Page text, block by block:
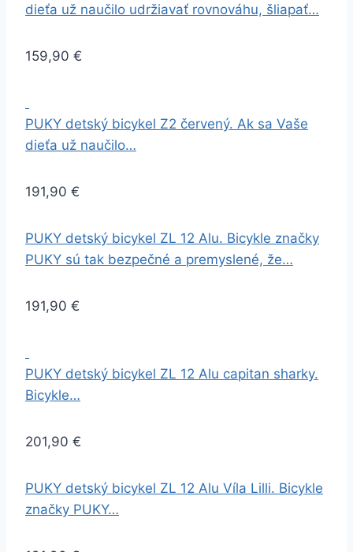
dieťa už naučilo udržiavať rovnováhu, šliapať…
159,90 €
PUKY detský bicykel Z2 červený. Ak sa Vaše
dieťa už naučilo…
191,90 €
PUKY detský bicykel ZL 12 Alu. Bicykle značky
PUKY sú tak bezpečné a premyslené, že…
191,90 €
PUKY detský bicykel ZL 12 Alu capitan sharky.
Bicykle…
201,90 €
PUKY detský bicykel ZL 12 Alu Víla Lilli. Bicykle
značky PUKY…